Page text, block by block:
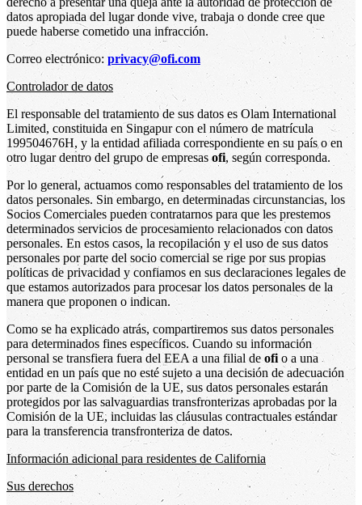
datos apropiada del lugar donde vive, trabaja o donde cree que
puede haberse cometido una infracción.
Correo electrónico: privacy@ofi.com
Controlador de datos
El responsable del tratamiento de sus datos es Olam International
Limited, constituida en Singapur con el número de matrícula
199504676H, y la entidad afiliada correspondiente en su país o en
otro lugar dentro del grupo de empresasofi, según corresponda.
Por lo general, actuamos como responsables del tratamiento de los
datos personales. Sin embargo, en determinadas circunstancias, los
Socios Comerciales pueden contratarnos para que les prestemos
determinados servicios de procesamiento relacionados con datos
personales. En estos casos, la recopilación y el uso de sus datos
personales por parte del socio comercial se rige por sus propias
políticas de privacidad y confiamos en sus declaraciones legales de
que estamos autorizados para procesar los datos personales de la
manera que proponen o indican.
Como se ha explicado atrás, compartiremos sus datos personales
para determinados fines específicos. Cuando su información
personal se transfiera fuera del EEA a una filial de ofi o a una
entidad en un país que no esté sujeto a una decisión de adecuación
por parte de la Comisión de la UE, sus datos personales estarán
protegidos por las salvaguardias transfronterizas aprobadas por la
Comisión de la UE, incluidas las cláusulas contractuales estándar
para la transferencia transfronteriza de datos.
Información adicional para residentes de California
Sus derechos